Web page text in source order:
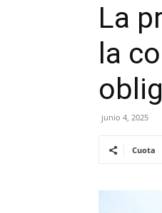
La
la
junio 4, 2025
Cuota